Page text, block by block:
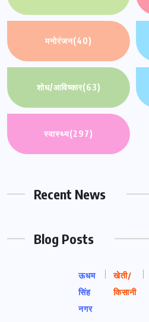
मनोरंजन(40)
शोध/आविष्कार(63)
स्वास्थ्य(297)
Recent News
Blog Posts
ऊधम
सिंह
नगर
खेती/
किसानी